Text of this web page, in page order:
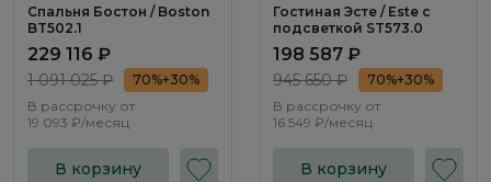
Спальня Бостон / Boston
BT502.1
229 116 ₽
1 091 025 ₽
70%+30%
В рассрочку от
19 093 ₽/месяц
В корзину
Гостиная Эсте / Este с
подсветкой ST573.0
198 587 ₽
945 650 ₽
70%+30%
В рассрочку от
16 549 ₽/месяц
В корзину